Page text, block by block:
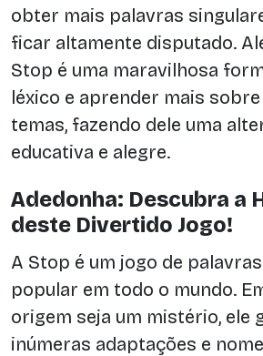
obter mais palavras
ficar altamente disputado.
Stop é uma maravilhosa
léxico e aprender mais
temas, fazendo dele uma
educativa e alegre.
Adedonha: Descubra a
deste Divertido Jogo!
A Stop é um jogo de
popular em todo o mundo.
origem seja um mistério, ele
inúmeras adaptações e